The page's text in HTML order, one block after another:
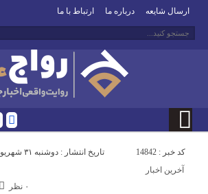
ارسال شایعه درباره ما ارتباط با ما
کد خبر : 14842 تاریخ انتشار : دوشنبه ۳۱ شهریور ۱۴۰۴ - ۱۱:۴۰
۰ نظر
آخرین اخبار